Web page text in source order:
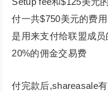
付一共$750美元的费
是用来支付给联盟成
20%的佣金交易费
付完款后,shareasale